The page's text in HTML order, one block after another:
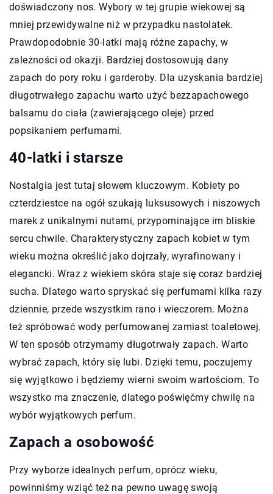
doświadczony nos. Wybory w tej grupie wiekowej są
mniej przewidywalne niż w przypadku nastolatek.
Prawdopodobnie 30-latki mają różne zapachy, w
zależności od okazji. Bardziej dostosowują dany
zapach do pory roku i garderoby. Dla uzyskania bardziej
długotrwałego zapachu warto użyć bezzapachowego
balsamu do ciała (zawierającego oleje) przed
popsikaniem perfumami.
40-latki i starsze
Nostalgia jest tutaj słowem kluczowym. Kobiety po
czterdziestce na ogół szukają luksusowych i niszowych
marek z unikalnymi nutami, przypominające im bliskie
sercu chwile. Charakterystyczny zapach kobiet w tym
wieku można określić jako dojrzały, wyrafinowany i
elegancki. Wraz z wiekiem skóra staje się coraz bardziej
sucha. Dlatego warto spryskać się perfumami kilka razy
dziennie, przede wszystkim rano i wieczorem. Można
też spróbować wody perfumowanej zamiast toaletowej.
W ten sposób otrzymamy długotrwały zapach. Warto
wybrać zapach, który się lubi. Dzięki temu, poczujemy
się wyjątkowo i będziemy wierni swoim wartościom. To
wszystko ma znaczenie, dlatego poświęćmy chwilę na
wybór wyjątkowych perfum.
Zapach a osobowość
Przy wyborze idealnych perfum, oprócz wieku,
powinniśmy wziąć też na pewno uwagę swoją